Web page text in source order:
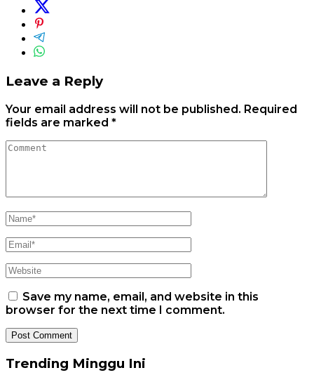
Leave a Reply
Your email address will not be published. Required
fields are marked *
Save my name, email, and website in this
browser for the next time I comment.
Trending Minggu Ini